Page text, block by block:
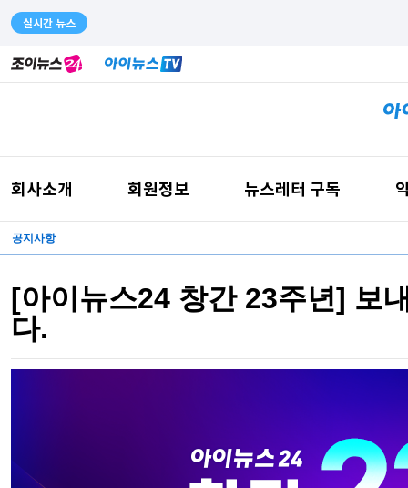
실시간 뉴스
회사소개 회원정보 뉴스레터 구독
공지사항
[아이뉴스24 창간 23주년] 보
다.